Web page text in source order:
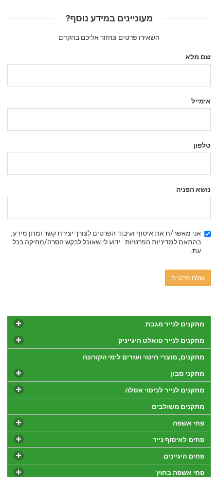
מעוניינים במידע נוסף?
השאירו פרטים ונחזור אליכם בהקדם
שם מלא
אימייל
טלפון
נושא הפניה
אני מאשר/ת את איסוף ועיבוד הפרטים לצורך יצירת קשר ומתן מידע,
בהתאם למדיניות הפרטיות . ידוע לי שאוכל לבקש הסרה/מחיקה בכל
עת.
שלח פרטים
מתקנים לנייר מגבת
מתקנים לנייר טואלט היגייניק
מתקנים, מוצרי חיטוי ועזרים לימי הקורונה
מתקני סבון
מתקנים לנייר לכיסוי אסלה
מתקנים משולבים
פחי אשפה
פחים לאיסוף נייר
פחים היגיינים
פחי אשפה בחוץ